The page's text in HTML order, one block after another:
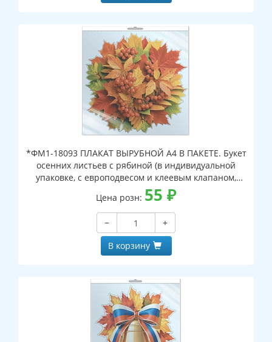
*ФМ1-18093 ПЛАКАТ ВЫРУБНОЙ А4 В ПАКЕТЕ. Букет
осенних листьев с рябиной (в индивидуальной
упаковке, с европодвесом и клеевым клапаном,
двухсторонний, ВД-лак)
Цена розн: 55 ₽
−
+
В корзину